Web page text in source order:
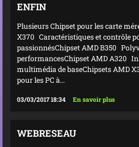
ENFIN
Plusieurs Chipset pour les carte
X370 Caractéristiques et contrôle
passionnésChipset AMD B350
performancesChipset AMD A320
multimédia de baseChipsets AMD
pour les PC à...
03/03/2017 18:34 En savoir plus
WEBRESEAU